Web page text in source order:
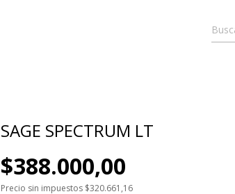
SAGE SPECTRUM LT
$388.000,00
Precio sin impuestos $320.661,16